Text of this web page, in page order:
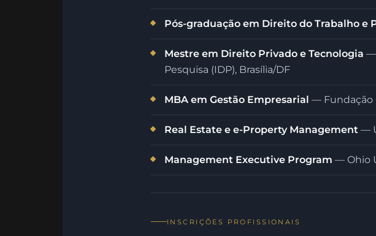
Pós-graduação em Direito do Trabalho e
Mestre em Direito Privado e Tecnologia —
Pesquisa (IDP), Brasília/DF
MBA em Gestão Empresarial — Fundação
Real Estate e e-Property Management —
Management Executive Program — Ohio
INSCRIÇÕES PROFISSIONAIS